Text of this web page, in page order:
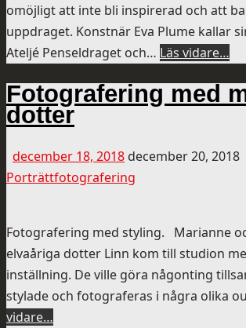
omöjligt att inte bli inspirerad och att
uppdraget. Konstnär Eva Plume kallar
Ateljé Penseldraget och… Läs vidare…
Fotografering med
dotter
december 18, 2018 december 20, 2018
Porträttfotografering
Fotografering med styling. Marianne
elvaåriga dotter Linn kom till studion
inställning. De ville göra någonting
stylade och fotograferas i några olika
vidare…